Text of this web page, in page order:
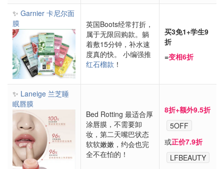
✨ Garnier 卡尼尔面
膜
英国Boots经常打折，
属于无限回购款。躺
着敷15分钟，补水速
度真的快。 小编强推
红石榴款 ！
买3免1+学生9
折
=变相6折
✨ Laneige 兰芝睡
眠唇膜
Bed Rotting 最适合厚
涂唇膜，不需要卸
妆，第二天嘴巴状态
软软嫩嫩，约会也完
全不在怕的！
8折+额外9.5折
5OFF
或正价7.9折
LFBEAUTY